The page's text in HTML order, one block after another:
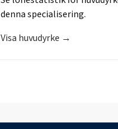
denna specialisering.
Visa huvudyrke →